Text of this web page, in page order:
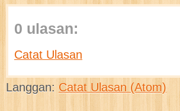
0 ulasan:
Catat Ulasan
Langgan: Catat Ulasan (Atom)